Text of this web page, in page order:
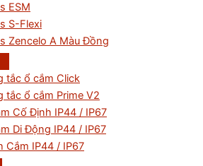
ESM
S-Flexi
Zencelo A Màu Đồng
tắc ổ cắm Click
tắc ổ cắm Prime V2
Cố Định IP44 / IP67
Di Động IP44 / IP67
Cắm IP44 / IP67